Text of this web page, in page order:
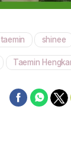
taemin shinee
Taemin